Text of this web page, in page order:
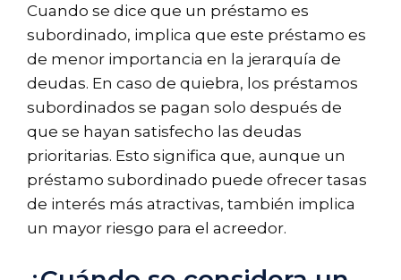
Cuando se dice que un préstamo es
subordinado, implica que este préstamo es
de menor importancia en la jerarquía de
deudas. En caso de quiebra, los préstamos
subordinados se pagan solo después de
que se hayan satisfecho las deudas
prioritarias. Esto significa que, aunque un
préstamo subordinado puede ofrecer tasas
de interés más atractivas, también implica
un mayor riesgo para el acreedor.